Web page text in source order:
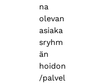
na
olevan
asiaka
sryhm
än
hoidon
/palvel